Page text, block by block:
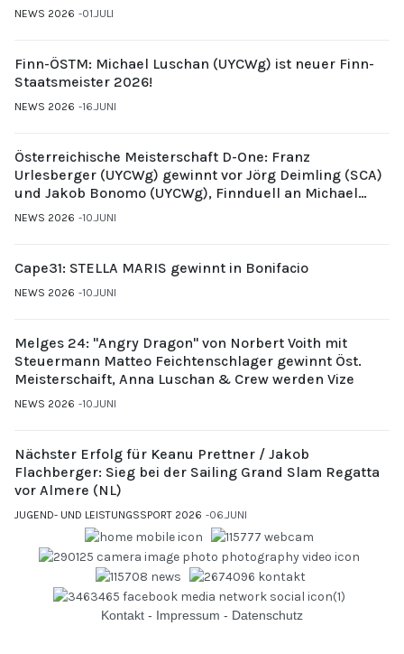
NEWS 2026 01.JULI
Finn-ÖSTM: Michael Luschan (UYCWg) ist neuer Finn-
Staatsmeister 2026!
NEWS 2026 16.JUNI
Österreichische Meisterschaft D-One: Franz
Urlesberger (UYCWg) gewinnt vor Jörg Deimling (SCA)
und Jakob Bonomo (UYCWg), Finnduell an Michael
Gubi (UYCMo)
NEWS 2026 10.JUNI
Cape31: STELLA MARIS gewinnt in Bonifacio
NEWS 2026 10.JUNI
Melges 24: "Angry Dragon" von Norbert Voith mit
Steuermann Matteo Feichtenschlager gewinnt Öst.
Meisterschaift, Anna Luschan & Crew werden Vize
NEWS 2026 10.JUNI
Nächster Erfolg für Keanu Prettner / Jakob
Flachberger: Sieg bei der Sailing Grand Slam Regatta
vor Almere (NL)
JUGEND- UND LEISTUNGSSPORT 2026 06.JUNI
Kontakt - Impressum - Datenschutz